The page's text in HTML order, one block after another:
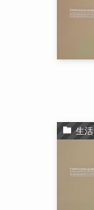
生活